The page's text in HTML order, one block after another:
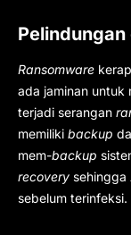
Ransomware
ada jaminan untuk
terjadi serangan
memiliki backup
mem-backup
recovery
sebelum terinfeksi.